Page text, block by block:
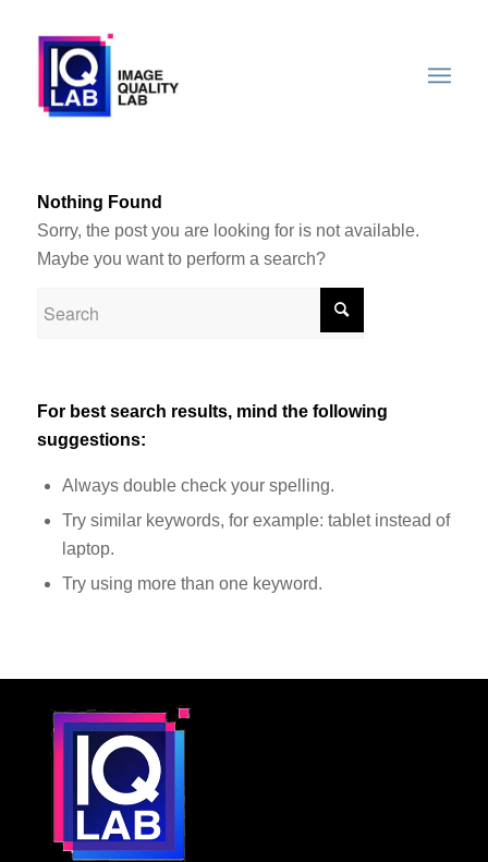
Nothing Found
Sorry, the post you are looking for is not available.
Maybe you want to perform a search?
For best search results, mind the following
suggestions:
Always double check your spelling.
Try similar keywords, for example: tablet instead of
laptop.
Try using more than one keyword.